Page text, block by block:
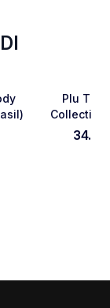
Favorite
Plu
Collection
34.90